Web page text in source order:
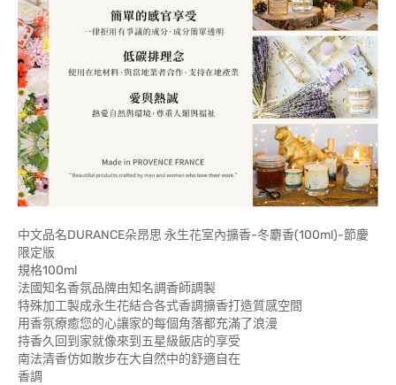
中文品名DURANCE朵昂思 永生花室內擴香-冬麝香(100ml)-節慶
限定版
規格100ml
法國知名香氛品牌由知名調香師調製
特殊加工製成永生花結合各式香調擴香打造質感空間
用香氛療癒您的心讓家的每個角落都充滿了浪漫
持香久回到家就像來到五星級飯店的享受
南法清香仿如散步在大自然中的舒適自在
香調